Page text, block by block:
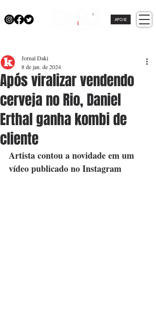
APOIE
Após viralizar vendendo
cerveja no Rio, Daniel
Erthal ganha kombi de
cliente
Jornal Daki
8 de jan. de 2024
Artista contou a novidade em um
vídeo publicado no Instagram